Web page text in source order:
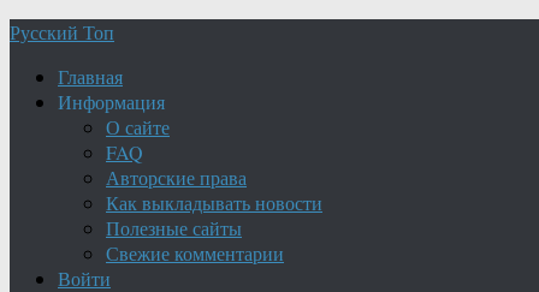
Русский Топ
Главная
Информация
О сайте
FAQ
Авторские права
Как выкладывать новости
Полезные сайты
Свежие комментарии
Войти